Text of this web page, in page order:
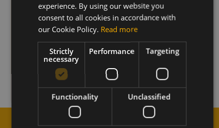
By using this form, you agree to the storage
and processing of your data by this website
in accordance with thePrivacy Policy
experience. By using our website you
consent to all cookies in accordance with
our Cookie Policy. Read more
Strictly
necessary
Performance Targeting
Functionality Unclassified